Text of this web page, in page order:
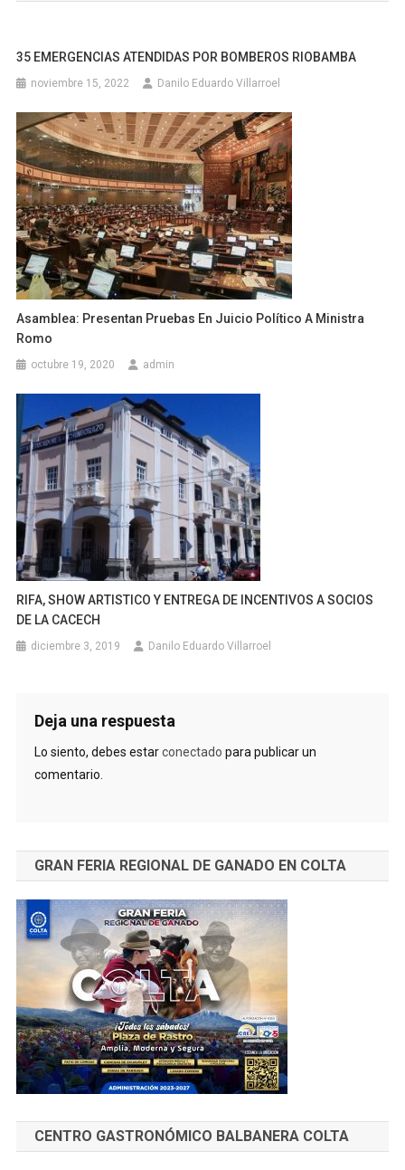
35 EMERGENCIAS ATENDIDAS POR BOMBEROS RIOBAMBA
noviembre 15, 2022 Danilo Eduardo Villarroel
Asamblea: Presentan Pruebas En Juicio Político A Ministra
Romo
octubre 19, 2020 admin
RIFA, SHOW ARTISTICO Y ENTREGA DE INCENTIVOS A SOCIOS
DE LA CACECH
diciembre 3, 2019 Danilo Eduardo Villarroel
Deja una respuesta
Lo siento, debes estarconectado para publicar un
comentario.
GRAN FERIA REGIONAL DE GANADO EN COLTA
CENTRO GASTRONÓMICO BALBANERA COLTA